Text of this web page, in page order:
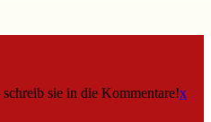
sie in die Kommentare!x